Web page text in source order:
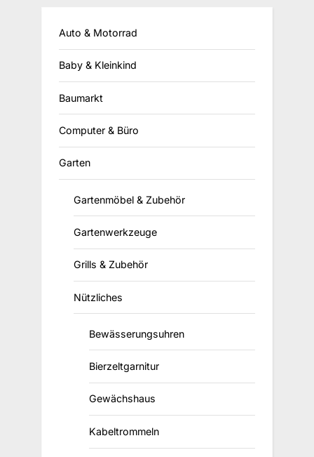
Auto & Motorrad
Baby & Kleinkind
Baumarkt
Computer & Büro
Garten
Gartenmöbel & Zubehör
Gartenwerkzeuge
Grills & Zubehör
Nützliches
Bewässerungsuhren
Bierzeltgarnitur
Gewächshaus
Kabeltrommeln